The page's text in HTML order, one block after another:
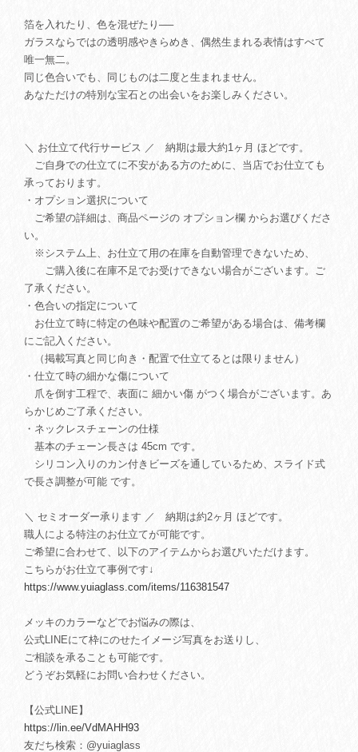
箔を入れたり、色を混ぜたり──
ガラスならではの透明感やきらめき、偶然生まれる表情はすべて
唯一無二。
同じ色合いでも、同じものは二度と生まれません。
あなただけの特別な宝石との出会いをお楽しみください。
＼ お仕立て代行サービス ／ 納期は最大約1ヶ月 ほどです。
ご自身での仕立てに不安がある方のために、当店でお仕立ても
承っております。
・オプション選択について
ご希望の詳細は、商品ページの オプション欄 からお選びくださ
い。
※システム上、お仕立て用の在庫を自動管理できないため、
ご購入後に在庫不足でお受けできない場合がございます。ご
了承ください。
・色合いの指定について
お仕立て時に特定の色味や配置のご希望がある場合は、備考欄
にご記入ください。
（掲載写真と同じ向き・配置で仕立てるとは限りません）
・仕立て時の細かな傷について
爪を倒す工程で、表面に 細かい傷 がつく場合がございます。あ
らかじめご了承ください。
・ネックレスチェーンの仕様
基本のチェーン長さは 45cm です。
シリコン入りのカン付きビーズを通しているため、スライド式
で長さ調整が可能 です。
＼ セミオーダー承ります ／ 納期は約2ヶ月 ほどです。
職人による特注のお仕立てが可能です。
ご希望に合わせて、以下のアイテムからお選びいただけます。
こちらがお仕立て事例です↓
https://www.yuiaglass.com/items/116381547
メッキのカラーなどでお悩みの際は、
公式LINEにて枠にのせたイメージ写真をお送りし、
ご相談を承ることも可能です。
どうぞお気軽にお問い合わせください。
【公式LINE】
https://lin.ee/VdMAHH93
友だち検索：@yuiaglass